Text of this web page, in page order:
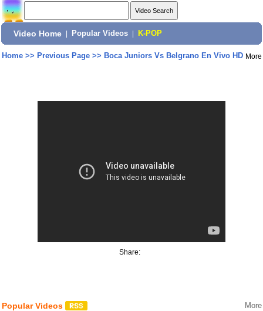
Video Home Popular Videos K-POP
Home>> Previous Page>> Boca Juniors Vs Belgrano En Vivo HD More
Share:
Popular Videos More